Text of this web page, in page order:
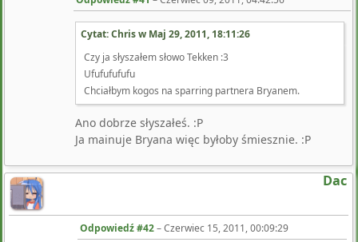
Cytat: Chris w Maj 29, 2011, 18:11:26
Czy ja słyszałem słowo Tekken :3
Ufufufufufu
Chciałbym kogos na sparring partnera Bryanem.
Ano dobrze słyszałeś. :P
Ja mainuje Bryana więc byłoby śmiesznie. :P
Dac
Odpowiedź #42–Czerwiec 15, 2011, 00:09:29